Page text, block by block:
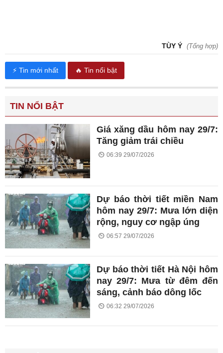
TÙY Ý (Tổng hợp)
⚡ Tin mới nhất 🔥 Tin nổi bật
TIN NỔI BẬT
Giá xăng dầu hôm nay 29/7:
Tăng giảm trái chiều
06:39 29/07/2026
Dự báo thời tiết miền Nam
hôm nay 29/7: Mưa lớn diện
rộng, nguy cơ ngập úng
06:57 29/07/2026
Dự báo thời tiết Hà Nội hôm
nay 29/7: Mưa từ đêm đến
sáng, cảnh báo dông lốc
06:32 29/07/2026